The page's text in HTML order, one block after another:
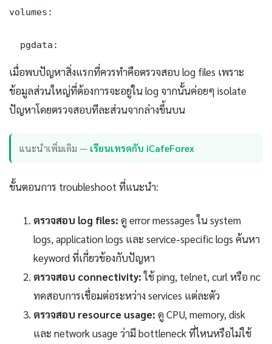
volumes:
  pgdata:
เมื่อพบปัญหาสิ่งแรกที่ควรทำคือตรวจสอบ log files เพราะ
ข้อมูลส่วนใหญ่ที่ต้องการจะอยู่ใน log จากนั้นค่อยๆ isolate
ปัญหาโดยตรวจสอบทีละส่วนจากล่างขึ้นบน
แนะนำเพิ่มเติม — เรียนเทรดกับ iCafeForex
ขั้นตอนการ troubleshoot ที่แนะนำ:
ตรวจสอบ log files: ดู error messages ใน system
logs, application logs และ service-specific logs ค้นหา
keyword ที่เกี่ยวข้องกับปัญหา
ตรวจสอบ connectivity:ใช้ ping, telnet, curl หรือ nc
ทดสอบการเชื่อมต่อระหว่าง services แต่ละตัว
ตรวจสอบ resource usage: ดู CPU, memory, disk
และ network usage ว่ามี bottleneck ที่ไหนหรือไม่ใช้